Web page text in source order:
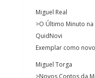
Miguel Real
>O Último Minuto
QuidNovi
Exemplar como novo
Miguel Torga
>Novos Contos da